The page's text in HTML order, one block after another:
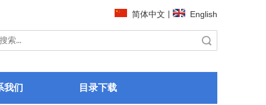
简体中文 English
我们 目录下载